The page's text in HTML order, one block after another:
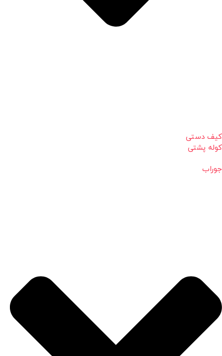
کیف دستی
کوله پشتی
جوراب